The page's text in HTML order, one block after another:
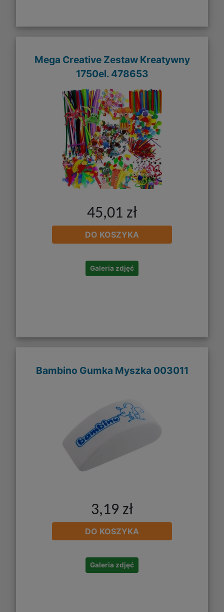
Mega Creative Zestaw Kreatywny
1750el. 478653
45,01 zł
DO KOSZYKA
Galeria zdjęć
Bambino Gumka Myszka 003011
3,19 zł
DO KOSZYKA
Galeria zdjęć